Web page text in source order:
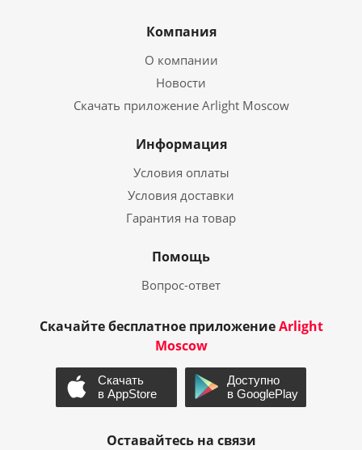
Компания
О компании
Новости
Скачать приложение Arlight Moscow
Информация
Условия оплаты
Условия доставки
Гарантия на товар
Помощь
Вопрос-ответ
Скачайте бесплатное приложениеArlight
Moscow
Оставайтесь на связи